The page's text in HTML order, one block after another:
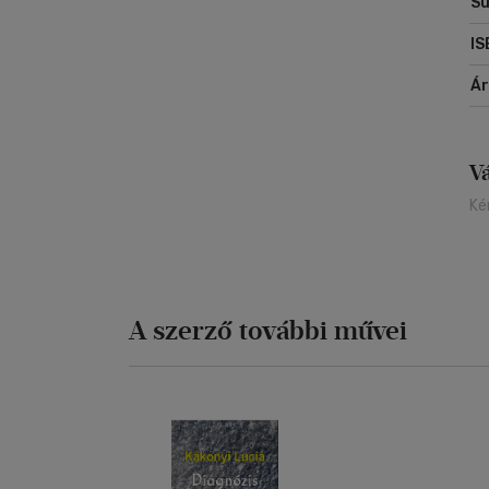
A szerző további művei